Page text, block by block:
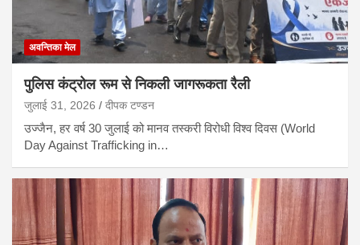
अवन्तिका मेल
पुलिस कंट्रोल रूम से निकली जागरूकता रैली
जुलाई 31, 2026 दीपक टण्‍डन
उज्जैन, हर वर्ष 30 जुलाई को मानव तस्करी विरोधी विश्व दिवस (World
Day Against Trafficking in…